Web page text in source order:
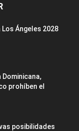
Ángeles 2028
prohíben el
posibilidades